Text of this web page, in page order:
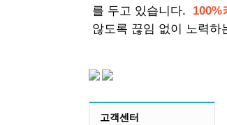
를 두고 있습니다. 100%
않도록 끊임 없이 노력하
고객센터